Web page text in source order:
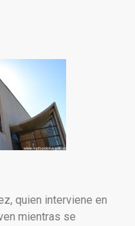
quien interviene en
mientras se